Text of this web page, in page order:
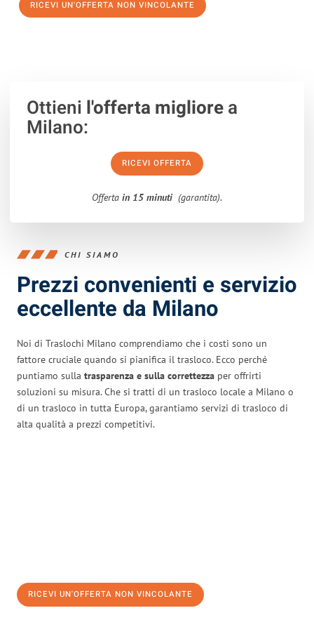
RICEVI UN'OFFERTA NON VINCOLANTE
Ottieni l'offerta migliorea
Milano:
RICEVI OFFERTA
Offerta in 15 minuti (garantita).
CHI SIAMO
Prezzi convenienti e servizio
eccellente da Milano
Noi di Traslochi Milano comprendiamo che i costi sono un
fattore cruciale quando si pianifica il trasloco. Ecco perché
puntiamo sulla trasparenza e sulla correttezza per offrirti
soluzioni su misura. Che si tratti di un trasloco locale a Milano o
di un trasloco in tutta Europa, garantiamo servizi di trasloco di
alta qualità a prezzi competitivi.
RICEVI UN'OFFERTA NON VINCOLANTE